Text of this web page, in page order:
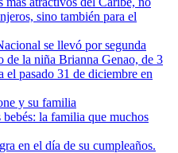
sino también para el
se llevó por segunda
de la niña Brianna Genao, de 3
el pasado 31 de diciembre en
y su familia
bebés: la familia que muchos
en el día de su cumpleaños.